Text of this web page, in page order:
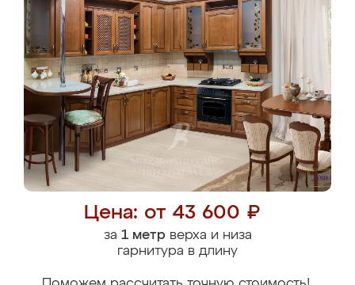
Цена: от 43 600 ₽
за 1 метрверха и низа
гарнитура в длину